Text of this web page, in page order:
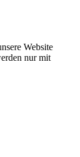
Website
nur mit